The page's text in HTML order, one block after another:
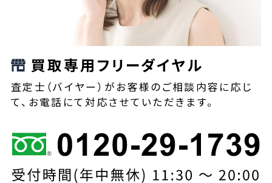
買取専用フリーダイヤル
査定士（バイヤー）がお客様のご相談内容に応じ
て、お電話にて対応させていただきます。